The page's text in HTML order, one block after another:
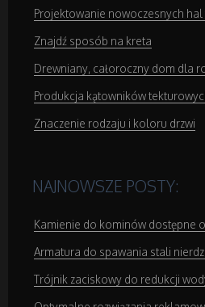
Projektowanie nowoczesnych hal
Znajdź sposób na kreta
Drewniany, całoroczny dom dla
Produkcja kątowników
Znaczenie rodzaju i koloru drzwi
NAJNOWSZE POSTY:
Kamienie do kominów dostępne
Armatura do spawania stali
Trójnik zaciskowy do redukcji